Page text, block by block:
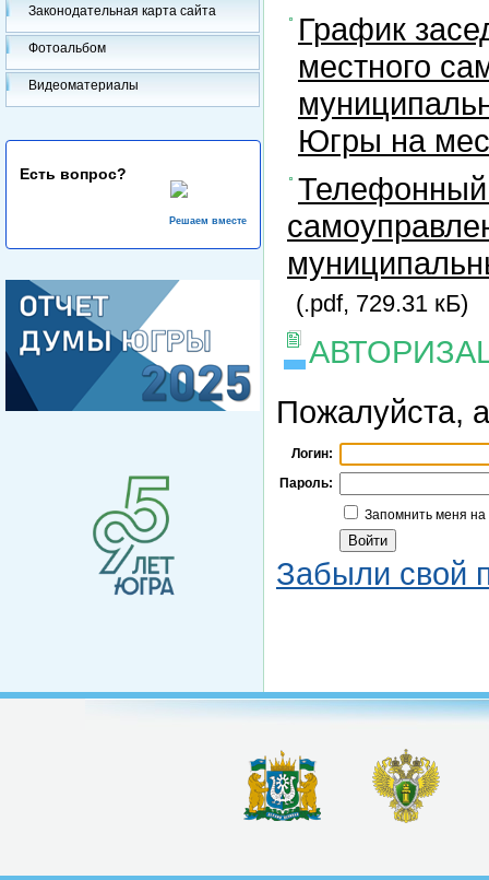
Законодательная карта сайта
Фотоальбом
Видеоматериалы
Есть вопрос?
Решаем вместе
График
местного
Югры на
Телефонный
(.pdf, 729.31 кБ)
Пожалуйста,
Логин:
Пароль:
Запомнить меня
Забыли свой